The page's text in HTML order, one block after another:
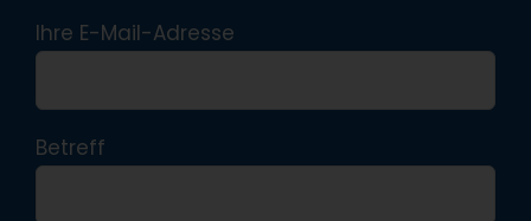
Ihre E-Mail-Adresse
Betreff